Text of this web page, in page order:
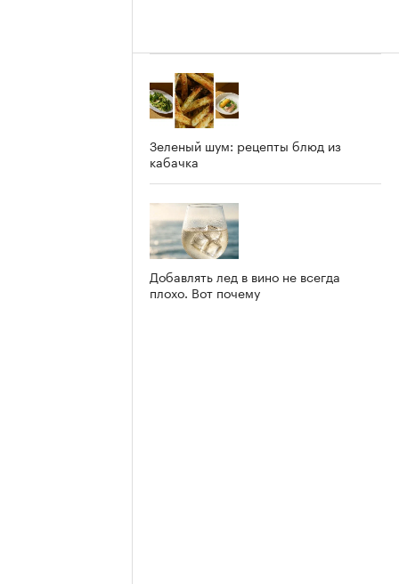
Зеленый шум: рецепты блюд из
кабачка
Добавлять лед в вино не всегда
плохо. Вот почему